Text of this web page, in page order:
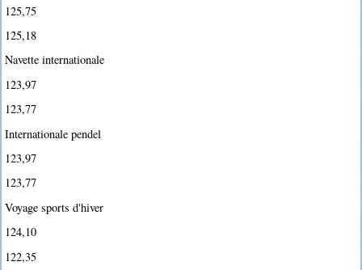
125,75
125,18
Navette internationale
123,97
123,77
Internationale pendel
123,97
123,77
Voyage sports d'hiver
124,10
122,35